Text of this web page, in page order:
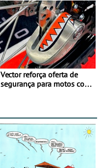
verão
Vector reforça oferta de
segurança para motos com